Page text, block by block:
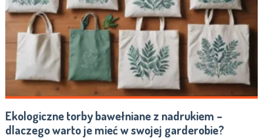
Ekologiczne torby bawełniane z nadrukiem –
dlaczego warto je mieć w swojej garderobie?